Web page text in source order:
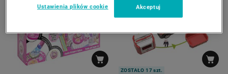
ZOSTAŁO 17 szt.
Ustawienia plików cookie Akceptuj